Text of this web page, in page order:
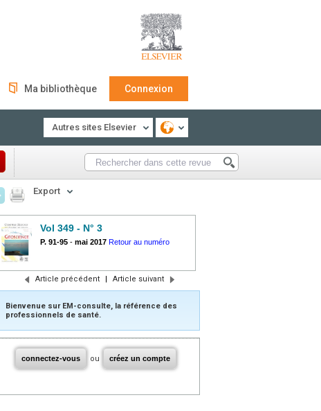
Ma bibliothèque Connexion
Autres sites Elsevier
Export
Vol 349 - N° 3
P. 91-95 - mai 2017 Retour au numéro
Article précédent | Article suivant
Bienvenue sur EM-consulte, la référence des
professionnels de santé.
connectez-vous ou créez un compte